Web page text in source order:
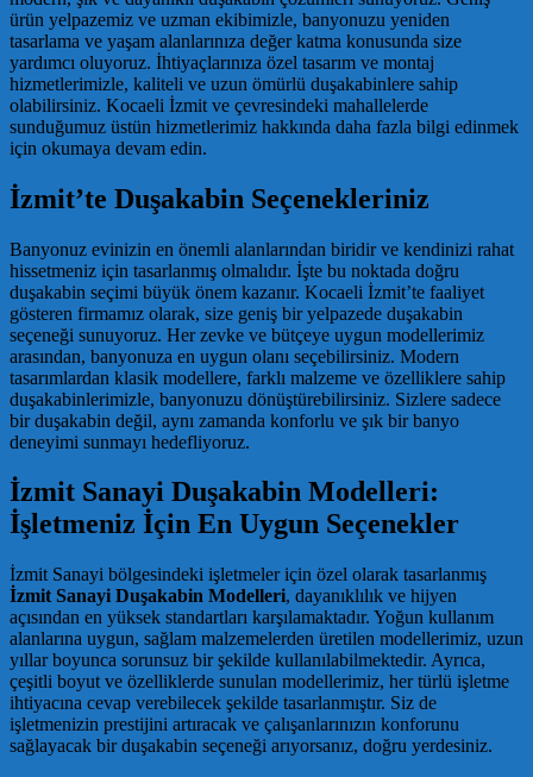
ürün yelpazemiz ve uzman ekibimizle, banyonuzu yeniden
tasarlama ve yaşam alanlarınıza değer katma konusunda size
yardımcı oluyoruz. İhtiyaçlarınıza özel tasarım ve montaj
hizmetlerimizle, kaliteli ve uzun ömürlü duşakabinlere sahip
olabilirsiniz. Kocaeli İzmit ve çevresindeki mahallelerde
sunduğumuz üstün hizmetlerimiz hakkında daha fazla bilgi edinmek
için okumaya devam edin.
İzmit’te Duşakabin Seçenekleriniz
Banyonuz evinizin en önemli alanlarından biridir ve kendinizi rahat
hissetmeniz için tasarlanmış olmalıdır. İşte bu noktada doğru
duşakabin seçimi büyük önem kazanır. Kocaeli İzmit’te faaliyet
gösteren firmamız olarak, size geniş bir yelpazede duşakabin
seçeneği sunuyoruz. Her zevke ve bütçeye uygun modellerimiz
arasından, banyonuza en uygun olanı seçebilirsiniz. Modern
tasarımlardan klasik modellere, farklı malzeme ve özelliklere sahip
duşakabinlerimizle, banyonuzu dönüştürebilirsiniz. Sizlere sadece
bir duşakabin değil, aynı zamanda konforlu ve şık bir banyo
deneyimi sunmayı hedefliyoruz.
İzmit Sanayi Duşakabin Modelleri:
İşletmeniz İçin En Uygun Seçenekler
İzmit Sanayi bölgesindeki işletmeler için özel olarak tasarlanmış
İzmit Sanayi Duşakabin Modelleri, dayanıklılık ve hijyen
açısından en yüksek standartları karşılamaktadır. Yoğun kullanım
alanlarına uygun, sağlam malzemelerden üretilen modellerimiz, uzun
yıllar boyunca sorunsuz bir şekilde kullanılabilmektedir. Ayrıca,
çeşitli boyut ve özelliklerde sunulan modellerimiz, her türlü işletme
ihtiyacına cevap verebilecek şekilde tasarlanmıştır. Siz de
işletmenizin prestijini artıracak ve çalışanlarınızın konforunu
sağlayacak bir duşakabin seçeneği arıyorsanız, doğru yerdesiniz.